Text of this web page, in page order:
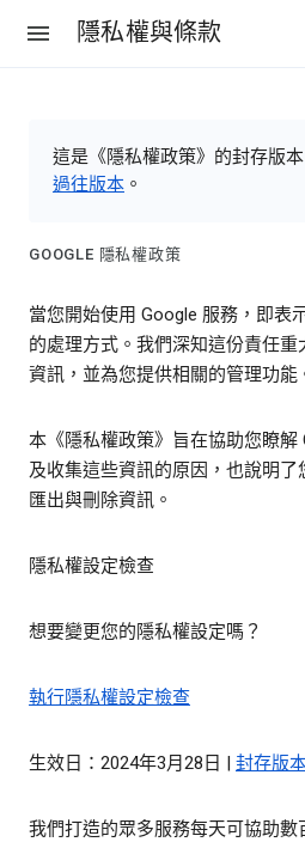
隱私權與條款
這是《隱私權政策》的封存版
過往版本 。
GOOGLE 隱私權政策
當您開始使用 Google 服務，即表
的處理方式。我們深知這份責任
資訊，並為您提供相關的管理功能
本《隱私權政策》旨在協助您瞭
及收集這些資訊的原因，也說明了
匯出與刪除資訊。
隱私權設定檢查
想要變更您的隱私權設定嗎？
執行隱私權設定檢查
生效日：2024年3月28日 | 封存版
我們打造的眾多服務每天可協助